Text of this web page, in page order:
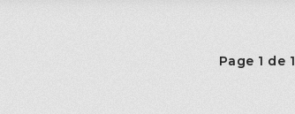
Page 1 de 1